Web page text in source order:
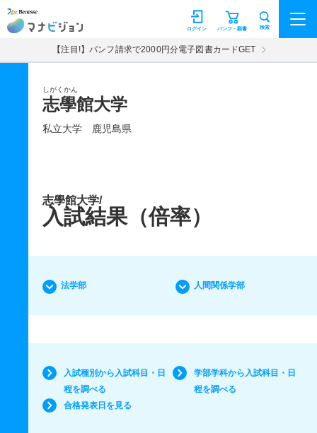
マナビジョン パンフ・願書
ログイン 検索
【注目!】パンフ請求で2000円分電子図書カードGET
しがくかん
志學館大学
私立大学 鹿児島県
志學館大学/
入試結果（倍率）
法学部 人間関係学部
入試種別から入試科目・日
程を調べる
学部学科から入試科目・日
程を調べる
合格発表日を見る